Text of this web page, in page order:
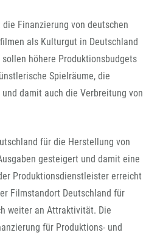
Finanzierung von deutschen
als Kulturgut in Deutschland
höhere Produktionsbudgets
Spielräume, die
damit auch die Verbreitung von
für die Herstellung von
gesteigert und damit eine
Produktionsdienstleister erreicht
Filmstandort Deutschland für
weiter an Attraktivität. Die
für Produktions- und